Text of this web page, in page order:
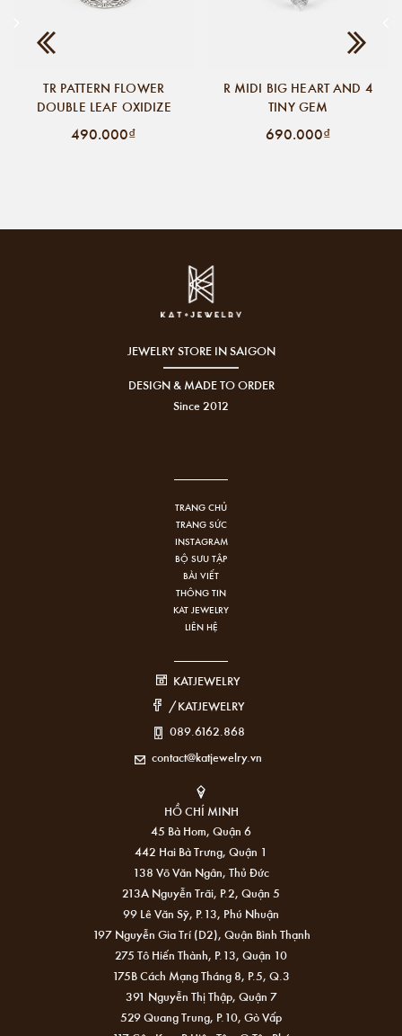
TR PATTERN FLOWER
DOUBLE LEAF OXIDIZE
490.000₫
R MIDI BIG HEART AND 4
TINY GEM
690.000₫
JEWELRY STORE IN SAIGON
DESIGN & MADE TO ORDER
Since 2012
TRANG CHỦ
TRANG SỨC
INSTAGRAM
BỘ SƯU TẬP
BÀI VIẾT
THÔNG TIN
KAT JEWELRY
LIÊN HỆ
KATJEWELRY
/KATJEWELRY
089.6162.868
contact@katjewelry.vn
HỒ CHÍ MINH
45 Bà Hom, Quận 6
442 Hai Bà Trưng, Quận 1
138 Võ Văn Ngân, Thủ Đức
213A Nguyễn Trãi, P.2, Quận 5
99 Lê Văn Sỹ, P.13, Phú Nhuận
197 Nguyễn Gia Trí (D2), Quận Bình Thạnh
275 Tô Hiến Thành, P.13, Quận 10
175B Cách Mạng Tháng 8, P.5, Q.3
391 Nguyễn Thị Thập, Quận 7
529 Quang Trung, P.10, Gò Vấp